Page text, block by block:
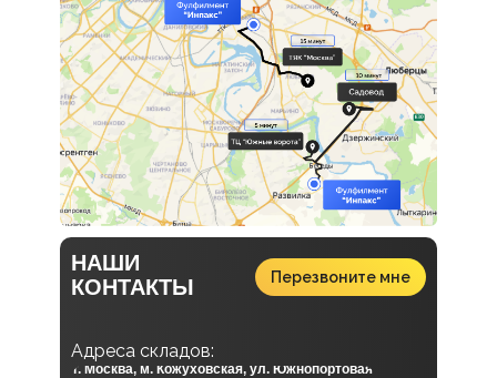
НАШИ
КОНТАКТЫ
Адреса складов:
Перезвоните мне
г. Москва, м. Кожуховская, ул. Южнопортовая